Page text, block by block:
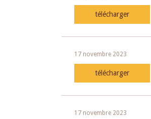
télécharger
17 novembre 2023
télécharger
17 novembre 2023
d'ouverture du Comité de
2026, prononcée par son Président
Jean-Claude Kassi BROU